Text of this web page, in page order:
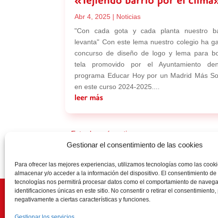
Gestionar el consentimiento de las cookies
Para ofrecer las mejores experiencias, utilizamos tecnologías como las
almacenar y/o acceder a la información del dispositivo. El consentimiento de
tecnologías nos permitirá procesar datos como el comportamiento de
identificaciones únicas en este sitio. No consentir o retirar el consentimiento,
negativamente a ciertas características y funciones.
Abr 4, 2025 | Noticias
"Con cada gota y cada planta nuestro
levanta" Con este lema nuestro colegio ha
concurso de diseño de logo y lema para
tela promovido por el Ayuntamiento
programa Educar Hoy por un Madrid Más
en este curso 2024-2025....
leer más
« Entradas más antiguas